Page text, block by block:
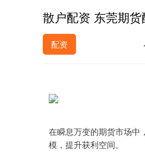
散户配资 东莞期
配资
在瞬息万变的期货市场中
模，提升获利空间。